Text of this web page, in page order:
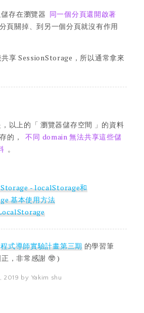
存在瀏覽器 同一個分頁還開啟著
頁關掉、到另一個分頁就沒有作用
享 SessionStorage，所以通常拿來
以上的「 瀏覽器儲存空間 」的資料
的，
不同 domain 無法共享這些儲
。
- localStorage和
基本使用方法
程式導師實驗計畫第三期 的學習筆
，非常感謝 🤓 )
by Yakim shu